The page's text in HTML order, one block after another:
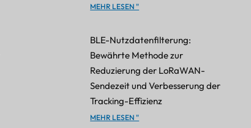
MEHR LESEN "
BLE-Nutzdatenfilterung:
Bewährte Methode zur
Reduzierung der LoRaWAN-
Sendezeit und Verbesserung der
Tracking-Effizienz
MEHR LESEN "